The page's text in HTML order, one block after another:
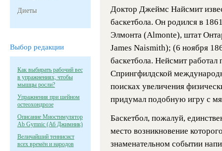
Диеты
Выбор редакции
Как выбирать рабочий вес
в упражнениях, чтобы
мышцы росли?
Упражнения при шейном
остеохондрозе
Описание Миостимулятор
Ab Gymnic (Аб Джимник)
Величайший теннисист
всех времён и народов
Доктор Джеймс Найсмит
баскетбола. Он родился в
Элмонта (Almonte), штат
James Naismith); (6 ноября
баскетбола. Нейсмит работал
Спрингфилдской
поисках увеличения
придумал подобную игру с
Баскетбол, пожалуй,
место возникновение
знаменательном событии